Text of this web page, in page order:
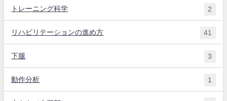
トレーニング科学 2
リハビリテーションの進め方 41
下腿 3
動作分析 1